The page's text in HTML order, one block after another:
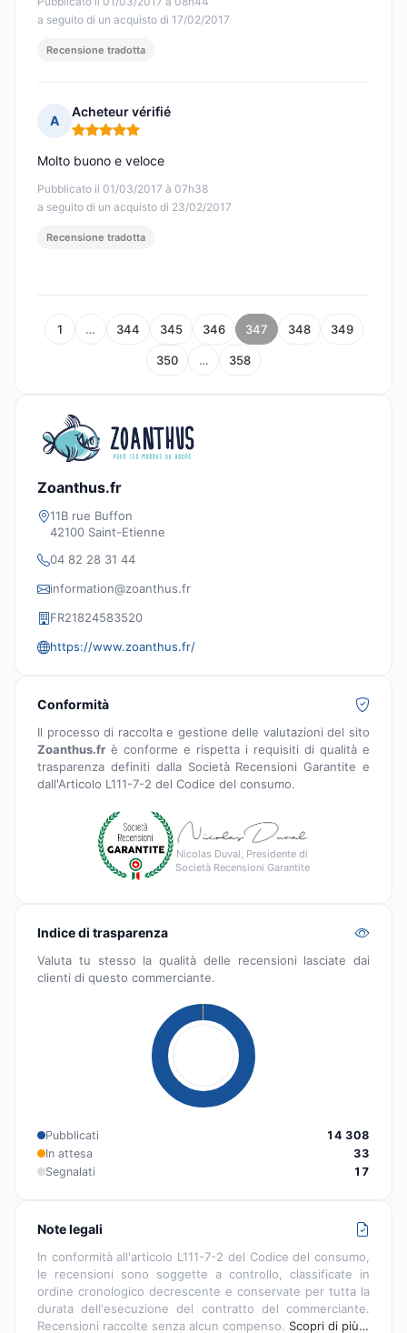
a seguito di un acquisto di 17/02/2017
Recensione tradotta
A
Acheteur vérifié
Nota: 5 su 5
Pubblicato il 01/03/2017 à 07h38
a seguito di un acquisto di 23/02/2017
Molto buono e veloce
Recensione tradotta
1 … 344 345 346 347 348 349
350 … 358
Zoanthus.fr
11B rue Buffon
42100 Saint-Etienne
04 82 28 31 44
information@zoanthus.fr
FR21824583520
https://www.zoanthus.fr/
Conformità
Il processo di raccolta e gestione delle valutazioni del sito
Zoanthus.fr è conforme e rispetta i requisiti di qualità e
trasparenza definiti dalla Società Recensioni Garantite e
dall'Articolo L111-7-2 del Codice del consumo.
Nicolas Duval, Presidente di
Società Recensioni Garantite
Indice di trasparenza
Valuta tu stesso la qualità delle recensioni lasciate dai
clienti di questo commerciante.
Pubblicati
14 308
In attesa
33
Segnalati
17
Note legali
In conformità all'articolo L111-7-2 del Codice del consumo,
le recensioni sono soggette a controllo, classificate in
ordine cronologico decrescente e conservate per tutta la
durata dell'esecuzione del contratto del commerciante.
Recensioni raccolte senza alcun compenso. Scopri di più…